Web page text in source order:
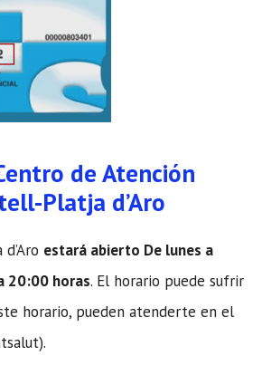
de Atención
Platja d’Aro
estará abierto De lunes a
20:00 horas. El horario puede sufrir
horario, pueden atenderte en el